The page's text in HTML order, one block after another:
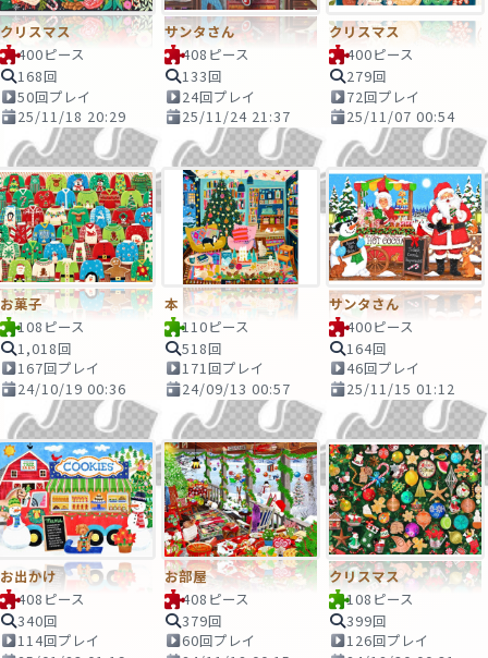
クリスマス
400ピース
168回
50回プレイ
25/11/18 20:29
サンタさん
408ピース
133回
24回プレイ
25/11/24 21:37
クリスマス
400ピース
279回
72回プレイ
25/11/07 00:54
お菓子
108ピース
1,018回
167回プレイ
24/10/19 00:36
本
110ピース
518回
171回プレイ
24/09/13 00:57
サンタさん
400ピース
164回
46回プレイ
25/11/15 01:12
お出かけ
408ピース
340回
114回プレイ
お部屋
408ピース
379回
60回プレイ
クリスマス
108ピース
399回
126回プレイ